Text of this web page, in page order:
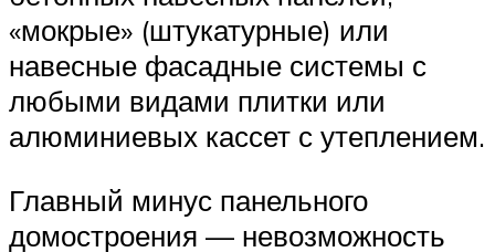
«мокрые» (штукатурные) или
навесные фасадные системы с
любыми видами плитки или
алюминиевых кассет с утеплением.
Главный минус панельного
домостроения — невозможность